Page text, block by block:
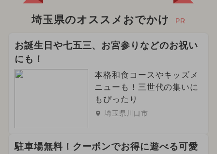
埼玉県のオススメおでかけ PR
お誕生日や七五三、お宮参りなどのお祝い
にも！
本格和食コースやキッズメ
ニューも！三世代の集いに
もぴったり
埼玉県川口市
駐車場無料！クーポンでお得に遊べる可愛